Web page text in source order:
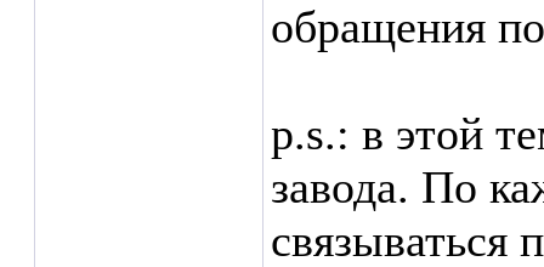
обращения
p.s.: в этой
завода. По
связываться